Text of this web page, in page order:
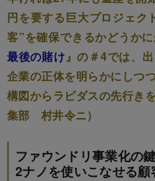
円を要する巨大プロジェク
客”を確保できるかどうか
最後の賭け』の＃4では、
企業の正体を明らかにしつ
構図からラピダスの先行き
集部 村井令ニ）
ファウンドリ事業化の
2ナノを使いこなせる顧